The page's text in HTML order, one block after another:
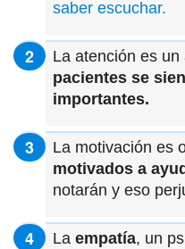
saber escuchar.
La atención es
pacientes se
importantes.
La motivación es
motivados a
notarán y eso
La empatía, un